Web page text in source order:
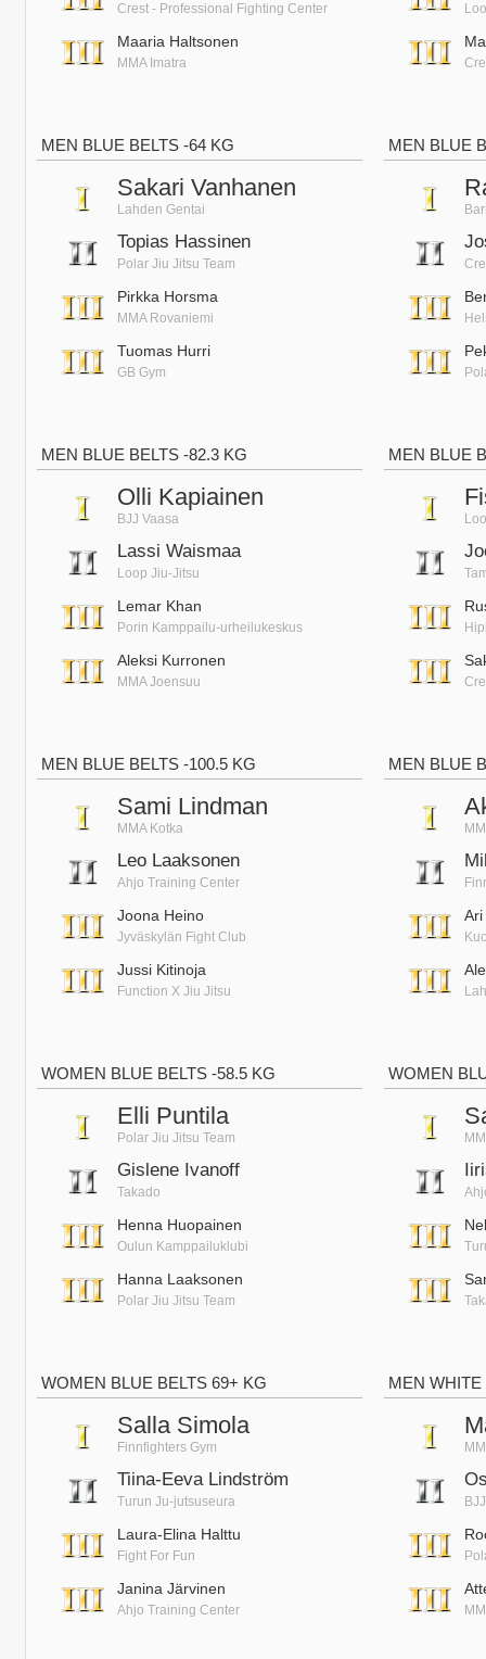
Crest - Professional Fighting Center
Maaria Haltsonen
MMA Imatra
MEN BLUE BELTS -64 KG
Sakari Vanhanen
Lahden Gentai
Topias Hassinen
Polar Jiu Jitsu Team
Pirkka Horsma
MMA Rovaniemi
Tuomas Hurri
GB Gym
MEN BLUE
MEN BLUE BELTS -82.3 KG
Olli Kapiainen
BJJ Vaasa
Lassi Waismaa
Loop Jiu-Jitsu
Lemar Khan
Porin Kamppailu-urheilukeskus
Aleksi Kurronen
MMA Joensuu
MEN BLUE
MEN BLUE BELTS -100.5 KG
Sami Lindman
MMA Kotka
Leo Laaksonen
Ahjo Training Center
Joona Heino
Jyväskylän Fight Club
Jussi Kitinoja
Function X Jiu Jitsu
MEN BLUE
WOMEN BLUE BELTS -58.5 KG
Elli Puntila
Polar Jiu Jitsu Team
Gislene Ivanoff
Takado
Henna Huopainen
Oulun Kamppailuklubi
Hanna Laaksonen
Polar Jiu Jitsu Team
WOMEN
WOMEN BLUE BELTS 69+ KG
Salla Simola
Finnfighters Gym
Tiina-Eeva Lindström
Turun Ju-jutsuseura
Laura-Elina Halttu
Fight For Fun
Janina Järvinen
Ahjo Training Center
MEN